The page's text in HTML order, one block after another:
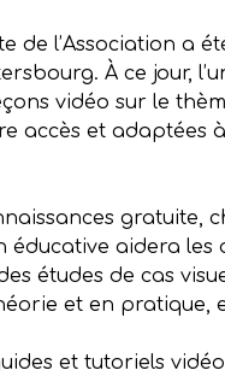
de l’Association a
À ce jour,
vidéo sur le
accès et
gratuite,
éducative aidera
études de cas
et en pratique,
et tutoriels